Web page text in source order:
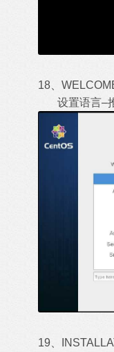
18、
设置语言–推
19、